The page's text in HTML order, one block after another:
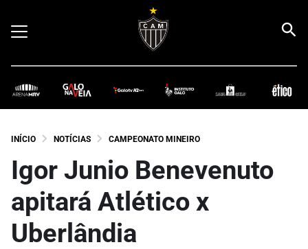
INÍCIO NOTÍCIAS CAMPEONATO MINEIRO
Igor Junio Benevenuto
apitará Atlético x
Uberlândia